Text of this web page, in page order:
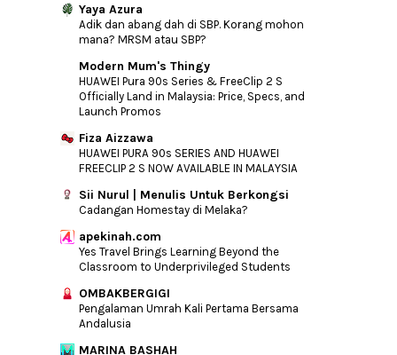
Yaya Azura
Adik dan abang dah di SBP. Korang mohon
mana? MRSM atau SBP?
Modern Mum's Thingy
HUAWEI Pura 90s Series & FreeClip 2 S
Officially Land in Malaysia: Price, Specs, and
Launch Promos
Fiza Aizzawa
HUAWEI PURA 90s SERIES AND HUAWEI
FREECLIP 2 S NOW AVAILABLE IN MALAYSIA
Sii Nurul | Menulis Untuk Berkongsi
Cadangan Homestay di Melaka?
apekinah.com
Yes Travel Brings Learning Beyond the
Classroom to Underprivileged Students
OMBAKBERGIGI
Pengalaman Umrah Kali Pertama Bersama
Andalusia
MARINA BASHAH